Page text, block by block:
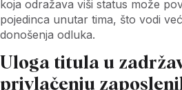
koja odražava viši status može
pojedinca unutar tima, što vodi
donošenja odluka.
Uloga titula u
privlačenju